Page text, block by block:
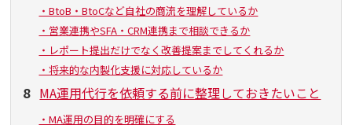
・BtoB・BtoCなど自社の商流を理解しているか
・営業連携やSFA・CRM連携まで相談できるか
・レポート提出だけでなく改善提案までしてくれるか
・将来的な内製化支援に対応しているか
8 MA運用代行を依頼する前に整理しておきたいこと
・MA運用の目的を明確にする